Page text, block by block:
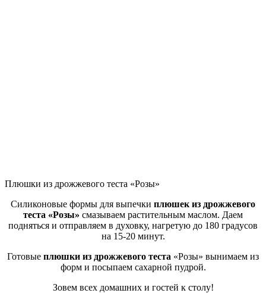
Плюшки из дрожжевого теста «Розы»
Силиконовые формы для выпечки плюшек из дрожжевого
теста «Розы» смазываем растительным маслом. Даем
подняться и отправляем в духовку, нагретую до 180 градусов
на 15-20 минут.
Готовые плюшки из дрожжевого теста «Розы» вынимаем из
форм и посыпаем сахарной пудрой.
Зовем всех домашних и гостей к столу!